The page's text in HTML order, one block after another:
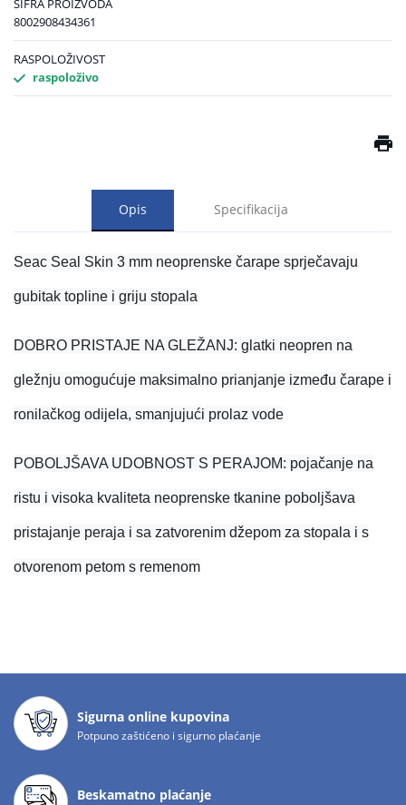
ŠIFRA PROIZVODA
8002908434361
RASPOLOŽIVOST
raspoloživo
Opis Specifikacija
Seac Seal Skin 3 mm neoprenske čarape sprječavaju
gubitak topline i griju stopala
DOBRO PRISTAJE NA GLEŽANJ: glatki neopren na
gležnju omogućuje maksimalno prianjanje između čarape i
ronilačkog odijela, smanjujući prolaz vode
POBOLJŠAVA UDOBNOST S PERAJOM: pojačanje na
ristu i visoka kvaliteta neoprenske tkanine poboljšava
pristajanje peraja i sa zatvorenim džepom za stopala i s
otvorenom petom s remenom
Sigurna online kupovina
Potpuno zaštićeno i sigurno plaćanje
Beskamatno plaćanje